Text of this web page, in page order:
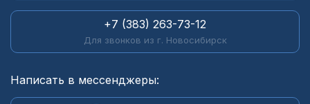
+7 (383) 263-73-12
Для звонков из г. Новосибирск
Написать в мессенджеры: